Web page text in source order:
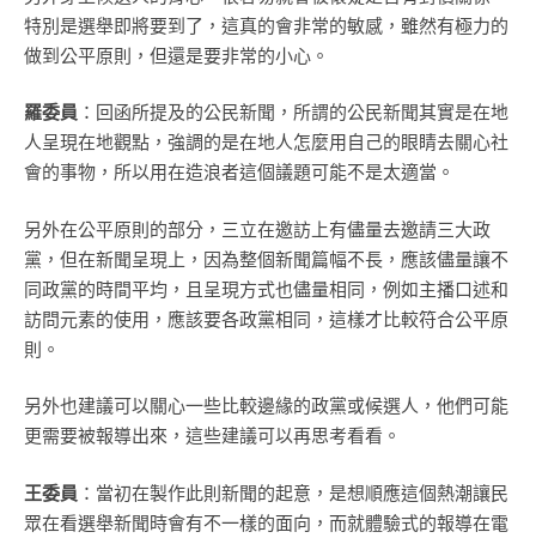
特別是選舉即將要到了，這真的會非常的敏感，雖然有極力的
做到公平原則，但還是要非常的小心。
羅委員 ：回函所提及的公民新聞，所謂的公民新聞其實是在地
人呈現在地觀點，強調的是在地人怎麼用自己的眼睛去關心社
會的事物，所以用在造浪者這個議題可能不是太適當。
另外在公平原則的部分，三立在邀訪上有儘量去邀請三大政
黨，但在新聞呈現上，因為整個新聞篇幅不長，應該儘量讓不
同政黨的時間平均，且呈現方式也儘量相同，例如主播口述和
訪問元素的使用，應該要各政黨相同，這樣才比較符合公平原
則。
另外也建議可以關心一些比較邊緣的政黨或候選人，他們可能
更需要被報導出來，這些建議可以再思考看看。
王委員 ：當初在製作此則新聞的起意，是想順應這個熱潮讓民
眾在看選舉新聞時會有不一樣的面向，而就體驗式的報導在電